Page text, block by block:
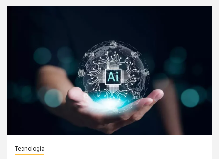
Tecnologia